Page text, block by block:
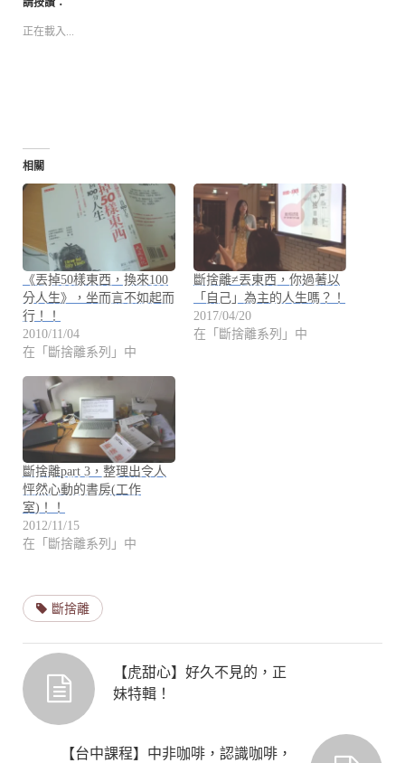
正在載入...
相關
《丟掉50樣東西，換來100
分人生》，坐而言不如起而
行！！
2010/11/04
在「斷捨離系列」中
斷捨離≠丟東西，你過著以
「自己」為主的人生嗎？！
2017/04/20
在「斷捨離系列」中
斷捨離part 3，整理出令人
怦然心動的書房(工作
室)！！
2012/11/15
在「斷捨離系列」中
斷捨離
【虎甜心】好久不見的，正
妹特輯！
【台中課程】中非咖啡，認識咖啡，